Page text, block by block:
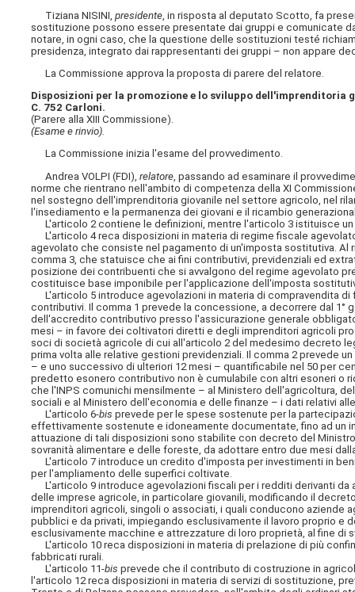
Tiziana NISINI,presidente , in risposta al deputato Scotto, fa
sostituzione possono essere presentate dai gruppi e comunicate
notare, in ogni caso, che la questione delle sostituzioni testé
presidenza, integrato dai rappresentanti dei gruppi – non appare
La Commissione approva la proposta di parere del relatore.
Disposizioni per la promozione e lo sviluppo dell'imprenditoria
C. 752 Carloni.
(Parere alla XIII Commissione).
(Esame e rinvio).
La Commissione inizia l'esame del provvedimento.
Andrea VOLPI (FDI),relatore , passando ad esaminare il
norme che rientrano nell'ambito di competenza della XI
nel sostegno dell'imprenditoria giovanile nel settore agricolo, nel
l'insediamento e la permanenza dei giovani e il ricambio
L'articolo 2 contiene le definizioni, mentre l'articolo 3 istituisce
L'articolo 4 reca disposizioni in materia di regime fiscale
agevolato che consiste nel pagamento di un'imposta sostitutiva. Al
comma 3, che statuisce che ai fini contributivi, previdenziali ed
posizione dei contribuenti che si avvalgono del regime agevolato
costituisce base imponibile per l'applicazione dell'imposta
L'articolo 5 introduce agevolazioni in materia di compravendita
contributivi. Il comma 1 prevede la concessione, a decorrere dal 1°
dell'accredito contributivo presso l'assicurazione generale
mesi – in favore dei coltivatori diretti e degli imprenditori agricoli
soci di società agricole di cui all'articolo 2 del medesimo decreto
prima volta alle relative gestioni previdenziali. Il comma 2 prevede
– e uno successivo di ulteriori 12 mesi – quantificabile nel 50 per
predetto esonero contributivo non è cumulabile con altri esoneri o
che l'INPS comunichi mensilmente – al Ministero dell'agricoltura,
sociali e al Ministero dell'economia e delle finanze – i dati relativi
L'articolo 6-bis prevede per le spese sostenute per la
effettivamente sostenute e idoneamente documentate, fino ad un
attuazione di tali disposizioni sono stabilite con decreto del
sovranità alimentare e delle foreste, da adottare entro due mesi
L'articolo 7 introduce un credito d'imposta per investimenti in
per l'ampliamento delle superfici coltivate.
L'articolo 9 introduce agevolazioni fiscali per i redditi derivanti da
delle imprese agricole, in particolare giovanili, modificando il
imprenditori agricoli, singoli o associati, i quali conducono
pubblici e da privati, impiegando esclusivamente il lavoro proprio e
esclusivamente macchine e attrezzature di loro proprietà, al fine di
L'articolo 10 reca disposizioni in materia di prelazione di più
fabbricati rurali.
L'articolo 11-bis prevede che il contributo di costruzione in
l'articolo 12 reca disposizioni in materia di servizi di sostituzione,